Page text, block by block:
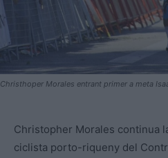
Christhoper Morales entrant primer a meta
Christopher Morales continua
ciclista porto-riqueny del